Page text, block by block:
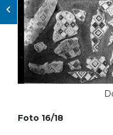
Foto 16/18